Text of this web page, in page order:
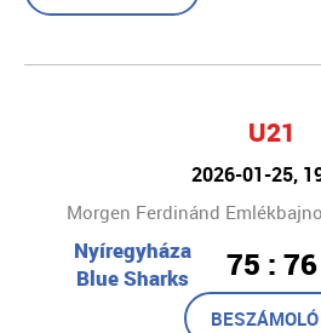
U21
2026-01-25,
Morgen Ferdinánd
Nyíregyháza
Blue Sharks
75 : 76